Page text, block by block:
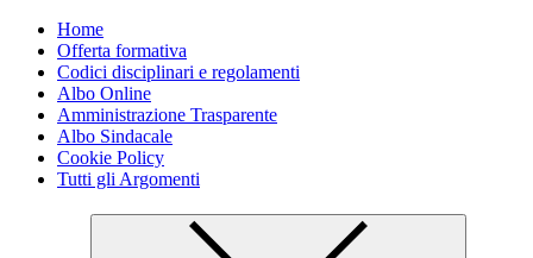
Home
Offerta formativa
Codici disciplinari e regolamenti
Albo Online
Amministrazione Trasparente
Albo Sindacale
Cookie Policy
Tutti gli Argomenti